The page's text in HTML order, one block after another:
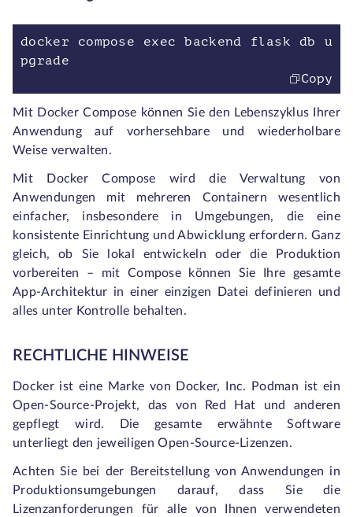
docker compose exec backend flask db u
pgrade
Copy
Mit Docker Compose können Sie den Lebenszyklus Ihrer
Anwendung auf vorhersehbare und wiederholbare
Weise verwalten.
Mit Docker Compose wird die Verwaltung von
Anwendungen mit mehreren Containern wesentlich
einfacher, insbesondere in Umgebungen, die eine
konsistente Einrichtung und Abwicklung erfordern. Ganz
gleich, ob Sie lokal entwickeln oder die Produktion
vorbereiten – mit Compose können Sie Ihre gesamte
App-Architektur in einer einzigen Datei definieren und
alles unter Kontrolle behalten.
RECHTLICHE HINWEISE
Docker ist eine Marke von Docker, Inc. Podman ist ein
Open-Source-Projekt, das von Red Hat und anderen
gepflegt wird. Die gesamte erwähnte Software
unterliegt den jeweiligen Open-Source-Lizenzen.
Achten Sie bei der Bereitstellung von Anwendungen in
Produktionsumgebungen darauf, dass Sie die
Lizenzanforderungen für alle von Ihnen verwendeten